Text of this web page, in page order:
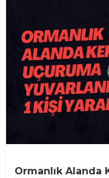
Ormanlık Alanda